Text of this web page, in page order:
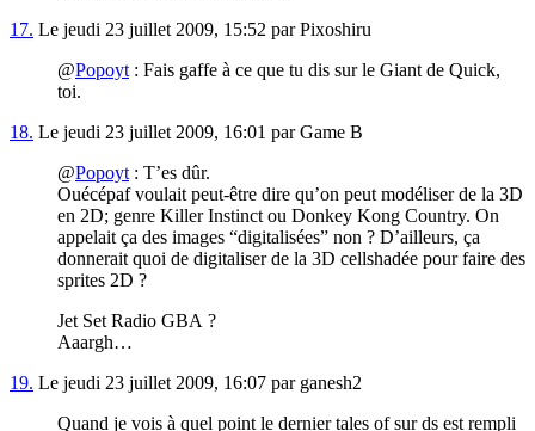
17. Le jeudi 23 juillet 2009, 15:52 par Pixoshiru
@Popoyt : Fais gaffe à ce que tu dis sur le Giant de Quick,
toi.
18. Le jeudi 23 juillet 2009, 16:01 par Game B
@Popoyt : T’es dûr.
Ouécépaf voulait peut-être dire qu’on peut modéliser de la 3D
en 2D; genre Killer Instinct ou Donkey Kong Country. On
appelait ça des images “digitalisées” non ? D’ailleurs, ça
donnerait quoi de digitaliser de la 3D cellshadée pour faire des
sprites 2D ?
Jet Set Radio GBA ?
Aaargh…
19. Le jeudi 23 juillet 2009, 16:07 par ganesh2
Quand je vois à quel point le dernier tales of sur ds est rempli